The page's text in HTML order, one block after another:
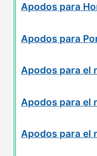
Apodos para
Apodos para
Apodos para el
Apodos para el
Apodos para el